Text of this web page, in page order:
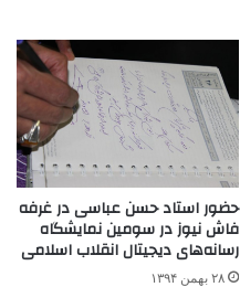
حضور استاد حسن عباسی در غرفه
فاش نیوز در سومین نمایشگاه
رسانه‌های دیجیتال انقلاب اسلامی
۲۸ بهمن ۱۳۹۴